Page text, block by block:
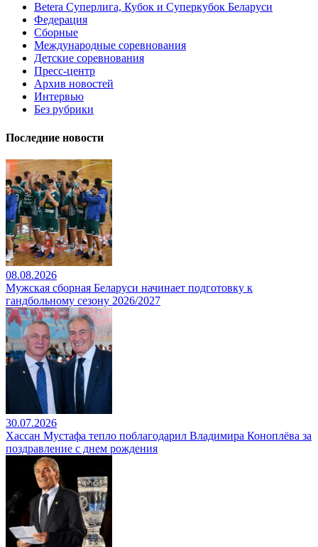
Betera Суперлига, Кубок и Суперкубок Беларуси
Федерация
Сборные
Международные соревнования
Детские соревнования
Пресс-центр
Архив новостей
Интервью
Без рубрики
Последние новости
08.08.2026
Мужская сборная Беларуси начинает подготовку к
гандбольному сезону 2026/2027
30.07.2026
Хассан Мустафа тепло поблагодарил Владимира Коноплёва за
поздравление с днем рождения